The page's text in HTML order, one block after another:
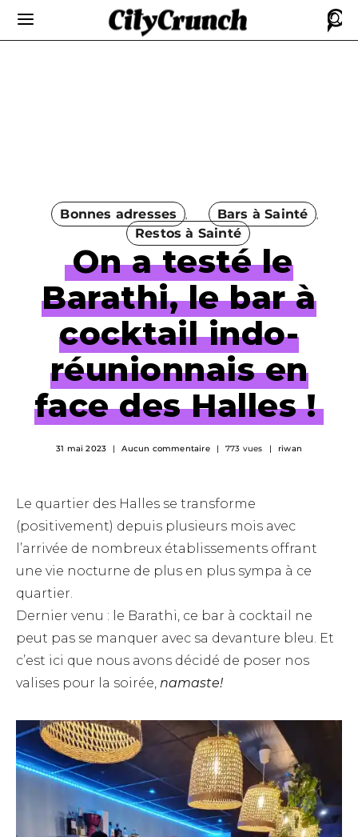
Bonnes adresses
Bars à Sainté
Restos à Sainté
On a testé le
Barathi, le bar à
cocktail indo-
réunionnais en
face des Halles !
31 mai 2023 Aucun commentaire 773 vues riwan
Le quartier des Halles se transforme
(positivement) depuis plusieurs mois avec
l’arrivée de nombreux établissements offrant
une vie nocturne de plus en plus sympa à ce
quartier.
Dernier venu : le Barathi, ce bar à cocktail ne
peut pas se manquer avec sa devanture bleu. Et
c’est ici que nous avons décidé de poser nos
valises pour la soirée, namaste!